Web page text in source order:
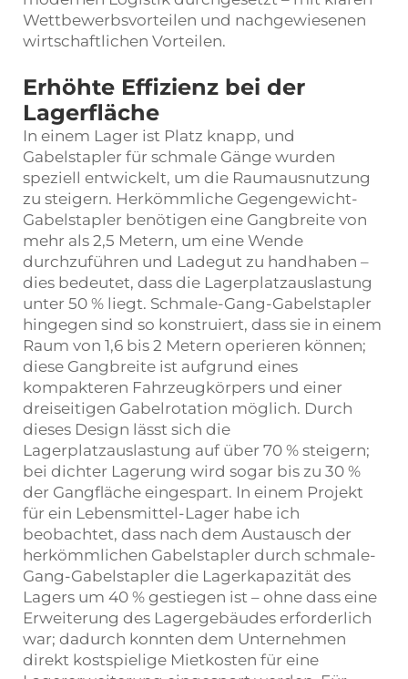
Wettbewerbsvorteilen und nachgewiesenen
wirtschaftlichen Vorteilen.
Erhöhte Effizienz bei der
Lagerfläche
In einem Lager ist Platz knapp, und
Gabelstapler für schmale Gänge wurden
speziell entwickelt, um die Raumausnutzung
zu steigern. Herkömmliche Gegengewicht-
Gabelstapler benötigen eine Gangbreite von
mehr als 2,5 Metern, um eine Wende
durchzuführen und Ladegut zu handhaben –
dies bedeutet, dass die Lagerplatzauslastung
unter 50 % liegt. Schmale-Gang-Gabelstapler
hingegen sind so konstruiert, dass sie in einem
Raum von 1,6 bis 2 Metern operieren können;
diese Gangbreite ist aufgrund eines
kompakteren Fahrzeugkörpers und einer
dreiseitigen Gabelrotation möglich. Durch
dieses Design lässt sich die
Lagerplatzauslastung auf über 70 % steigern;
bei dichter Lagerung wird sogar bis zu 30 %
der Gangfläche eingespart. In einem Projekt
für ein Lebensmittel-Lager habe ich
beobachtet, dass nach dem Austausch der
herkömmlichen Gabelstapler durch schmale-
Gang-Gabelstapler die Lagerkapazität des
Lagers um 40 % gestiegen ist – ohne dass eine
Erweiterung des Lagergebäudes erforderlich
war; dadurch konnten dem Unternehmen
direkt kostspielige Mietkosten für eine